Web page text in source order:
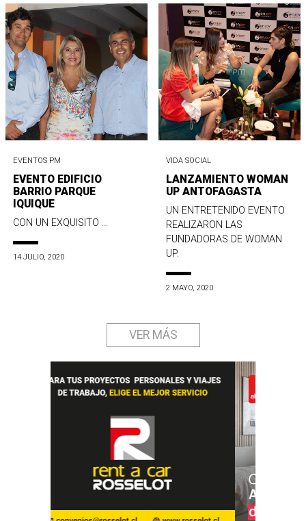
EVENTOS PM
EVENTO EDIFICIO
BARRIO PARQUE
IQUIQUE
CON UN EXQUISITO ...
14 JULIO, 2020
VIDA SOCIAL
LANZAMIENTO WOMAN
UP ANTOFAGASTA
UN ENTRETENIDO EVENTO
REALIZARON LAS
FUNDADORAS DE WOMAN
UP.
2 MAYO, 2020
VER MÁS